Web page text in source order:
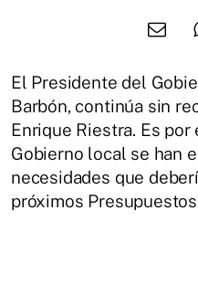
El Presidente del
Barbón, continúa sin
Enrique Riestra. Es por
Gobierno local se han
necesidades que
próximos